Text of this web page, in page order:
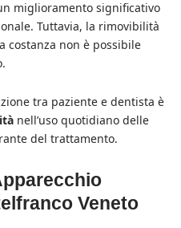
miglioramento significativo
Tuttavia, la rimovibilità
costanza non è possibile
tra paziente e dentista è
nell’uso quotidiano delle
del trattamento.
Veneto